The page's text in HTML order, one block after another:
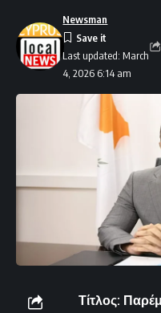
Last updated: March
4, 2026 6:14 am
Newsman
Τίτλος: